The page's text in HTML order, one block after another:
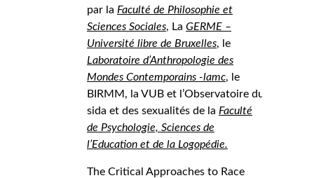
par la Faculté de Philosophie et
Sciences Sociales, La GERME –
Université libre de Bruxelles, le
Laboratoire d’Anthropologie des
Mondes Contemporains -lamc, le
BIRMM, la VUB et l’Observatoire du
sida et des sexualités de la Faculté
de Psychologie, Sciences de
l’Education et de la Logopédie.
The Critical Approaches to Race